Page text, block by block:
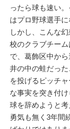
ったら球も速い
はプロ野球選手に
しかし、こんな
校のクラブチー
で、葛飾区中か
井の中の蛙だっ
を投げるピッチ
な事実を突き付
球を辞めようと
勇気も無く3年間